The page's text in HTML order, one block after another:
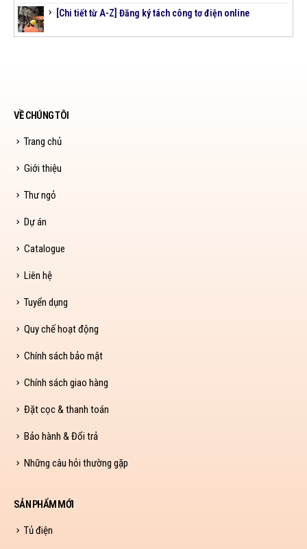
[Chi tiết từ A-Z] Đăng ký tách công tơ điện online
VỀ CHÚNG TÔI
Trang chủ
Giới thiệu
Thư ngỏ
Dự án
Catalogue
Liên hệ
Tuyển dụng
Quy chế hoạt động
Chính sách bảo mật
Chính sách giao hàng
Đặt cọc & thanh toán
Bảo hành & Đổi trả
Những câu hỏi thường gặp
SẢN PHẨM MỚI
Tủ điện